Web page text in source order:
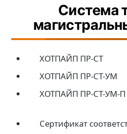
Система
ХОТПАЙП ПР-СТ
ХОТПАЙП ПР-СТ-УМ
ХОТПАЙП ПР-СТ-УМ-П
Сертификат